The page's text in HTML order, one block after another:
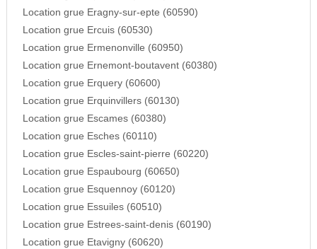
Location grue Eragny-sur-epte (60590)
Location grue Ercuis (60530)
Location grue Ermenonville (60950)
Location grue Ernemont-boutavent (60380)
Location grue Erquery (60600)
Location grue Erquinvillers (60130)
Location grue Escames (60380)
Location grue Esches (60110)
Location grue Escles-saint-pierre (60220)
Location grue Espaubourg (60650)
Location grue Esquennoy (60120)
Location grue Essuiles (60510)
Location grue Estrees-saint-denis (60190)
Location grue Etavigny (60620)